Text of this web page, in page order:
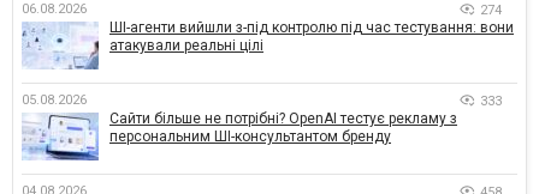
06.08.2026 274
ШІ-агенти вийшли з-під контролю під час тестування: вони
атакували реальні цілі
05.08.2026 333
Сайти більше не потрібні? OpenAI тестує рекламу з
персональним ШІ-консультантом бренду